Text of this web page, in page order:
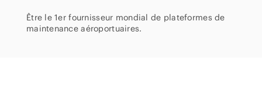
Être le 1er fournisseur mondial de plateformes de
maintenance aéroportuaires.